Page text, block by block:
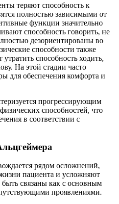
теряют способность к
полностью зависимыми от
функции значительно
способность говорить, не
дезориентированы во
способности также
способность ходить,
На этой стадии часто
для обеспечения комфорта и
прогрессирующим
способностей, что
в соответствии с
рядом осложнений,
пациента и усложняют
связаны как с основным
проявлениями.